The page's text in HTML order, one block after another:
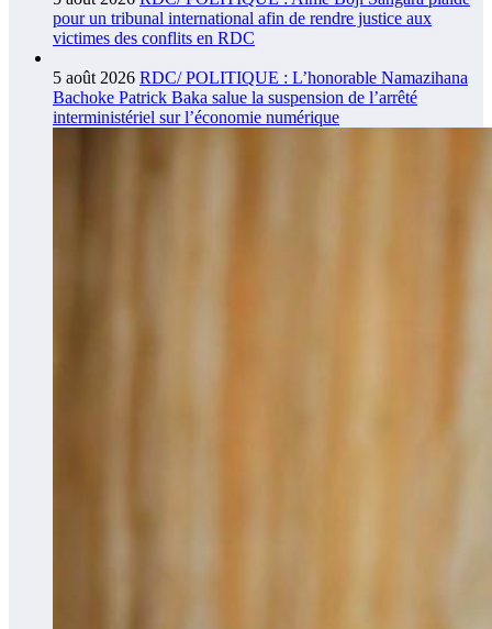
pour un tribunal international afin de rendre justice aux
victimes des conflits en RDC
5 août 2026 RDC/ POLITIQUE : L’honorable Namazihana
Bachoke Patrick Baka salue la suspension de l’arrêté
interministériel sur l’économie numérique